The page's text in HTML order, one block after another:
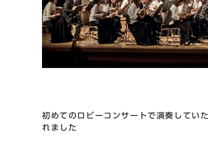
初めてのロビーコンサートで演奏してい
れました